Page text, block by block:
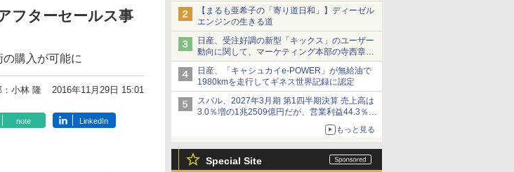
【まるも亜希子の「寄り道日和」】ディーゼル
エンジンの生きる道
日産、受注好調の新型「キックス」のユーザー
動向に関して、マーケティング本部の寺西章氏
が解説
日産、「キャシュカイe-POWER」が無給油で
1980kmを走行してギネス世界記録に認定
スバル、2027年3月期 第1四半期決算 売上高は
3.0％増の1兆2509億円だが、営業利益44.3％減
の426億円、当期利益10.3％減の492億円で増収
もっと見る
Special Site
フターセールス事
購入が可能に
：小林 隆 2016年11月29日 15:01
note LinkedIn